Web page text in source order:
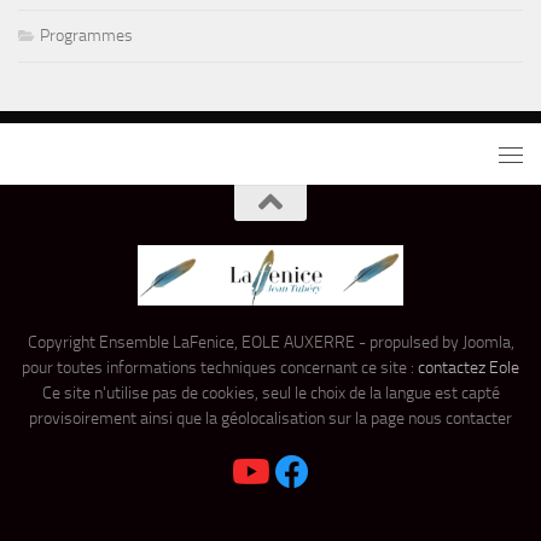
Programmes
Copyright Ensemble LaFenice, EOLE AUXERRE - propulsed by Joomla,
pour toutes informations techniques concernant ce site : contactez Eole
Ce site n'utilise pas de cookies, seul le choix de la langue est capté
provisoirement ainsi que la géolocalisation sur la page nous contacter